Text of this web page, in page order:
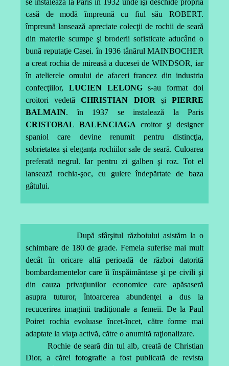
se instalează la Paris în 1932 unde îşi deschide propria
casă de modă împreună cu fiul său ROBERT.
împreună lansează apreciate colecţii de rochii de seară
din materile scumpe şi broderii sofisticate aducând o
bună reputaţie Casei. în 1936 tânărul MAINBOCHER
a creat rochia de mireasă a ducesei de WINDSOR, iar
în atelierele omului de afaceri francez din industria
confecţiilor, LUCIEN LELONGs-au format doi
croitori vedetăCHRISTIAN DIOR şiPIERRE
BALMAIN. în 1937 se instalează la Paris
CRISTOBAL BALENCIAGA croitor şi designer
spaniol care devine renumit pentru distincţia,
sobrietatea şi eleganţa rochiilor sale de seară. Culoarea
preferată negrul. Iar pentru zi galben şi roz. Tot el
lansează rochia-şoc, cu gulere îndepărtate de baza
gâtului.
După sfârşitul războiului asistăm la o
schimbare de 180 de grade. Femeia suferise mai mult
decât în oricare altă perioadă de război datorită
bombardamentelor care îi înspăimântase şi pe civili şi
din cauza privaţiunilor economice care apăsaseră
asupra tuturor, întoarcerea abundenţei a dus la
recucerirea imaginii tradiţionale a femeii. De la Paul
Poiret rochia evoluase încet-încet, către forme mai
adaptate la viaţa activă, către o anumită raţionalizare.
Rochie de seară din tul alb, creată de Christian
Dior, a cărei fotografie a fost publicată de revista